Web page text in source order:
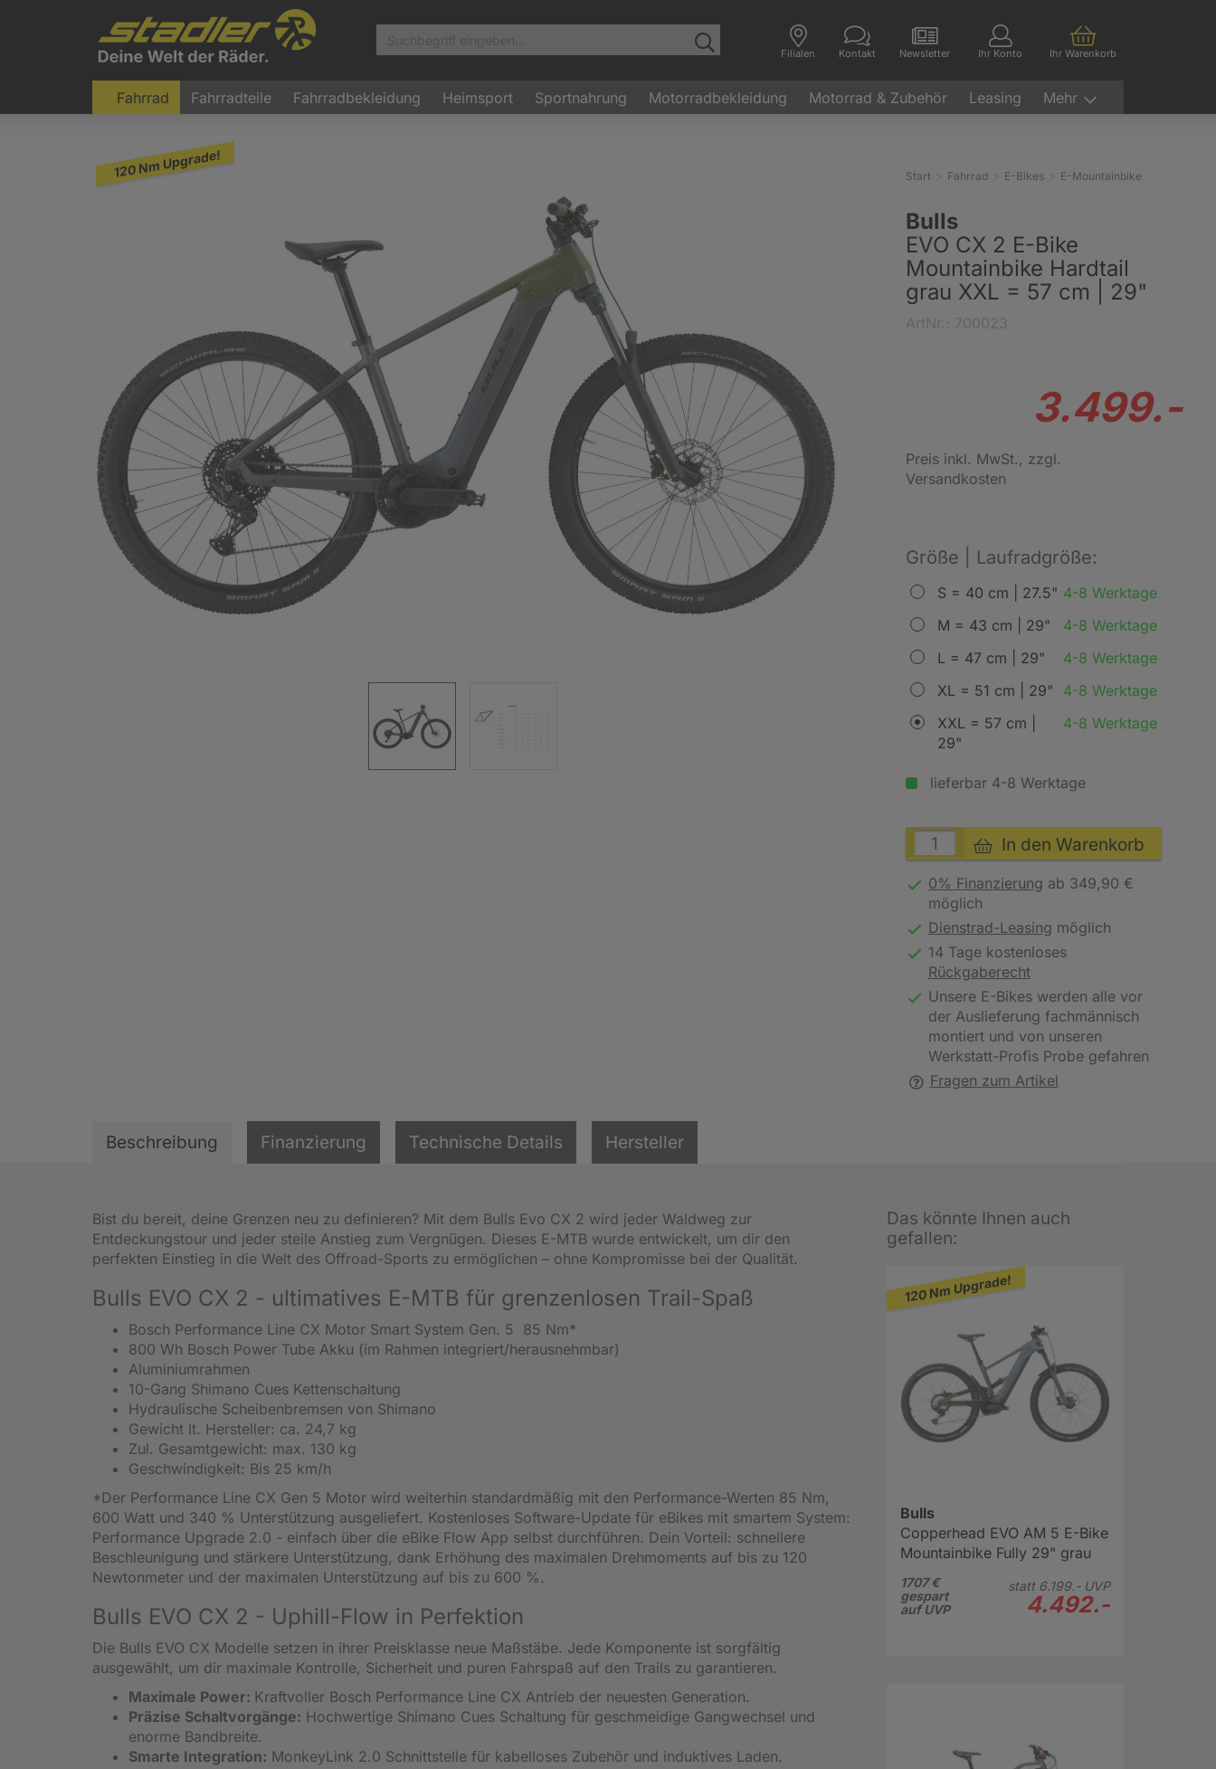
Filialen Kontakt Newsletter Ihr Konto Ihr Warenkorb
Fahrrad Fahrradteile Fahrradbekleidung Heimsport Sportnahrung Motorradbekleidung Motorrad & Zubehör Leasing Mehr
120 Nm Upgrade! Start Fahrrad E-Bikes E-Mountainbike
Bulls
EVO CX 2 E-Bike
Mountainbike Hardtail
grau XXL = 57 cm | 29"
3.499.-
Preis inkl. MwSt., zzgl.
Versandkosten
Größe | Laufradgröße:
S = 40 cm | 27.5" 4-8 Werktage
M = 43 cm | 29"
4-8 Werktage
L = 47 cm | 29"
4-8 Werktage
XL = 51 cm | 29"
4-8 Werktage
XXL = 57 cm |
29"
4-8 Werktage
lieferbar 4-8 Werktage
In den Warenkorb
0% Finanzierung ab 349,90 €
möglich
Dienstrad-Leasing möglich
14 Tage kostenloses
Rückgaberecht
Unsere E-Bikes werden alle vor
der Auslieferung fachmännisch
montiert und von unseren
Werkstatt-Profis Probe gefahren
Fragen zum Artikel
Beschreibung Finanzierung Technische Details Hersteller
Bist du bereit, deine Grenzen neu zu definieren? Mit dem Bulls Evo CX 2 wird jeder Waldweg zur
Entdeckungstour und jeder steile Anstieg zum Vergnügen. Dieses E-MTB wurde entwickelt, um dir den
perfekten Einstieg in die Welt des Offroad-Sports zu ermöglichen – ohne Kompromisse bei der Qualität.
Bulls EVO CX 2 - ultimatives E-MTB für grenzenlosen Trail-Spaß
Bosch Performance Line CX Motor Smart System Gen. 5 85 Nm*
800 Wh Bosch Power Tube Akku (im Rahmen integriert/herausnehmbar)
Aluminiumrahmen
10-Gang Shimano Cues Kettenschaltung
Hydraulische Scheibenbremsen von Shimano
Gewicht lt. Hersteller: ca. 24,7 kg
Zul. Gesamtgewicht: max. 130 kg
Geschwindigkeit: Bis 25 km/h
*Der Performance Line CX Gen 5 Motor wird weiterhin standardmäßig mit den Performance-Werten 85 Nm,
600 Watt und 340 % Unterstützung ausgeliefert. Kostenloses Software-Update für eBikes mit smartem System:
Performance Upgrade 2.0 - einfach über die eBike Flow App selbst durchführen. Dein Vorteil: schnellere
Beschleunigung und stärkere Unterstützung, dank Erhöhung des maximalen Drehmoments auf bis zu 120
Newtonmeter und der maximalen Unterstützung auf bis zu 600 %.
Bulls EVO CX 2 - Uphill-Flow in Perfektion
Die Bulls EVO CX Modelle setzen in ihrer Preisklasse neue Maßstäbe. Jede Komponente ist sorgfältig
ausgewählt, um dir maximale Kontrolle, Sicherheit und puren Fahrspaß auf den Trails zu garantieren.
Maximale Power: Kraftvoller Bosch Performance Line CX Antrieb der neuesten Generation.
Präzise Schaltvorgänge: Hochwertige Shimano Cues Schaltung für geschmeidige Gangwechsel und
enorme Bandbreite.
Smarte Integration: MonkeyLink 2.0 Schnittstelle für kabelloses Zubehör und induktives Laden.
Das könnte Ihnen auch
gefallen:
120 Nm Upgrade!
Bulls
Copperhead EVO AM 5 E-Bike
Mountainbike Fully 29" grau
1707 €
gespart
auf UVP
statt 6.199.-UVP
4.492.-